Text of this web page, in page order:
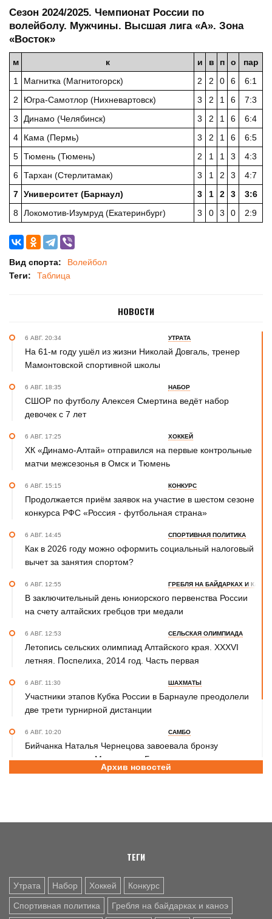
Сезон 2024/2025. Чемпионат России по
волейболу. Мужчины. Высшая лига «А». Зона
«Восток»
м к и в п о
пар
1
Магнитка (Магнитогорск) 2 2 0 6
6:1
2
Югра-Самотлор (Нихневартовск) 3 2 1 6
7:3
3
Динамо (Челябинск) 3 2 1 6
6:4
4
Кама (Пермь) 3 2 1 6
6:5
5 Тюмень (Тюмень) 2 1 1 3
4:3
6 Тархан (Стерлитамак) 3 1 2 3
4:7
7 Университет (Барнаул) 3 1 2 3
3:6
8 Локомотив-Изумруд (Екатеринбург) 3 0 3 0 2:9
Вид спорта:
Волейбол
Теги:
Таблица
НОВОСТИ
6 АВГ. 20:34 УТРАТА
На 61-м году ушёл из жизни Николай Довгаль, тренер
Мамонтовской спортивной школы
6 АВГ. 18:35 НАБОР
СШОР по футболу Алексея Смертина ведёт набор
девочек с 7 лет
6 АВГ. 17:25 ХОККЕЙ
ХК «Динамо-Алтай» отправился на первые контрольные
матчи межсезонья в Омск и Тюмень
6 АВГ. 15:15 КОНКУРС
Продолжается приём заявок на участие в шестом сезоне
конкурса РФС «Россия - футбольная страна»
6 АВГ. 14:45 СПОРТИВНАЯ ПОЛИТИКА
Как в 2026 году можно оформить социальный налоговый
вычет за занятия спортом?
6 АВГ. 12:55 ГРЕБЛЯ НА БАЙДАРКАХ И КАНОЭ
В заключительный день юниорского первенства России
на счету алтайских гребцов три медали
6 АВГ. 12:53 СЕЛЬСКАЯ ОЛИМПИАДА
Летопись сельских олимпиад Алтайского края. XXXVI
летняя. Поспелиха, 2014 год. Часть первая
6 АВГ. 11:30 ШАХМАТЫ
Участники этапов Кубка России в Барнауле преодолели
две трети турнирной дистанции
6 АВГ. 10:20 САМБО
Бийчанка Наталья Чернецова завоевала бронзу
международного Мемориала Бурдикова
Архив новостей
ТЕГИ
Утрата Набор Хоккей Конкурс
Спортивная политика Гребля на байдарках и каноэ